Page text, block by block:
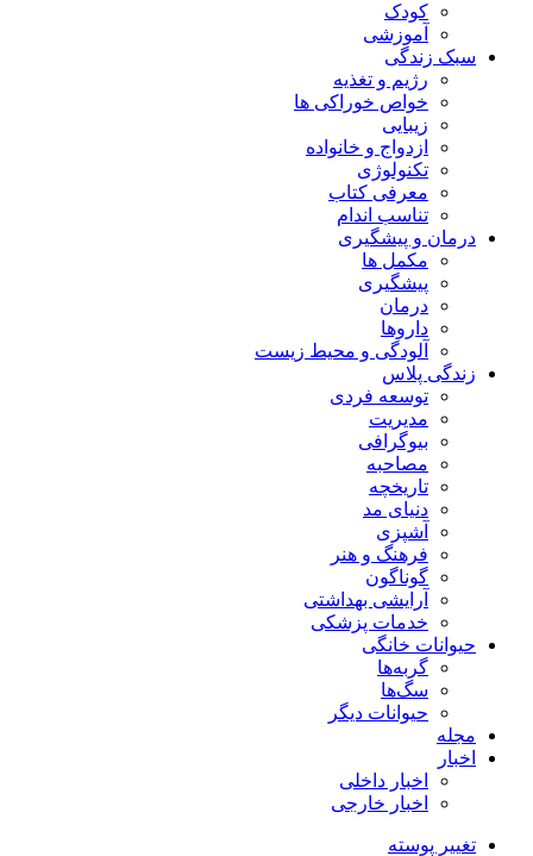
کودک
آموزشی
سبک زندگی
رژیم و تغذیه
خواص خوراکی ها
زیبایی
ازدواج و خانواده
تکنولوژی
معرفی کتاب
تناسب اندام
درمان و پیشگیری
مکمل ها
پیشگیری
درمان
داروها
آلودگی و محیط زیست
زندگی پلاس
توسعه فردی
مدیریت
بیوگرافی
مصاحبه
تاریخچه
دنیای مد
آشپزی
فرهنگ و هنر
گوناگون
آرایشی بهداشتی
خدمات پزشکی
حیوانات خانگی
گربه‌ها
سگ‌ها
حیوانات دیگر
مجله
اخبار
اخبار داخلی
اخبار خارجی
تغییر پوسته